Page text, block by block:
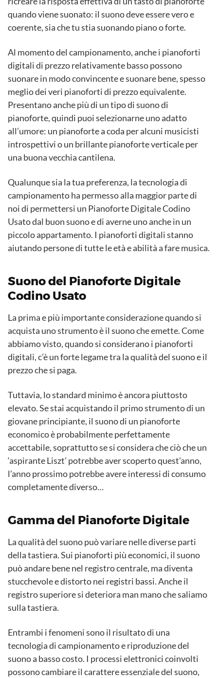
quando viene suonato: il suono deve essere vero e
coerente, sia che tu stia suonando piano o forte.
Al momento del campionamento, anche i pianoforti
digitali di prezzo relativamente basso possono
suonare in modo convincente e suonare bene, spesso
meglio dei veri pianoforti di prezzo equivalente.
Presentano anche più di un tipo di suono di
pianoforte, quindi puoi selezionarne uno adatto
all’umore: un pianoforte a coda per alcuni musicisti
introspettivi o un brillante pianoforte verticale per
una buona vecchia cantilena.
Qualunque sia la tua preferenza, la tecnologia di
campionamento ha permesso alla maggior parte di
noi di permettersi un Pianoforte Digitale Codino
Usato dal buon suono e di averne uno anche in un
piccolo appartamento. I pianoforti digitali stanno
aiutando persone di tutte le età e abilità a fare musica.
Suono del Pianoforte Digitale
Codino Usato
La prima e più importante considerazione quando si
acquista uno strumento è il suono che emette. Come
abbiamo visto, quando si considerano i pianoforti
digitali, c’è un forte legame tra la qualità del suono e il
prezzo che si paga.
Tuttavia, lo standard minimo è ancora piuttosto
elevato. Se stai acquistando il primo strumento di un
giovane principiante, il suono di un pianoforte
economico è probabilmente perfettamente
accettabile, soprattutto se si considera che ciò che un
‘aspirante Liszt’ potrebbe aver scoperto quest’anno,
l’anno prossimo potrebbe avere interessi di consumo
completamente diverso…
Gamma del Pianoforte Digitale
La qualità del suono può variare nelle diverse parti
della tastiera. Sui pianoforti più economici, il suono
può andare bene nel registro centrale, ma diventa
stucchevole e distorto nei registri bassi. Anche il
registro superiore si deteriora man mano che saliamo
sulla tastiera.
Entrambi i fenomeni sono il risultato di una
tecnologia di campionamento e riproduzione del
suono a basso costo. I processi elettronici coinvolti
possono cambiare il carattere essenziale del suono,